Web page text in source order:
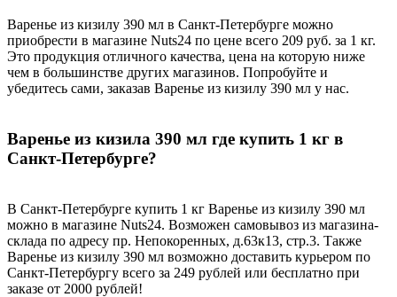
Варенье из кизилу 390 мл в Санкт-Петербурге можно
приобрести в магазине Nuts24 по цене всего 209 руб. за 1 кг.
Это продукция отличного качества, цена на которую ниже
чем в большинстве других магазинов. Попробуйте и
убедитесь сами, заказав Варенье из кизилу 390 мл у нас.
Варенье из кизила 390 мл где купить 1 кг в
Санкт-Петербурге?
В Санкт-Петербурге купить 1 кг Варенье из кизилу 390 мл
можно в магазине Nuts24. Возможен самовывоз из магазина-
склада по адресу пр. Непокоренных, д.63к13, стр.3. Также
Варенье из кизилу 390 мл возможно доставить курьером по
Санкт-Петербургу всего за 249 рублей или бесплатно при
заказе от 2000 рублей!